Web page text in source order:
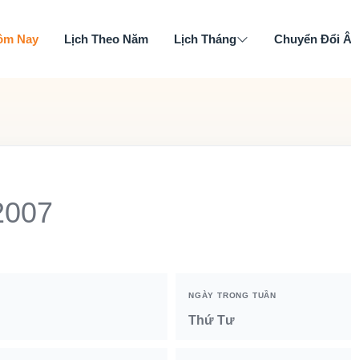
Nay Lịch Theo Năm Lịch Tháng Chuyển Đổi
NGÀY TRONG TUẦN
Thứ Tư